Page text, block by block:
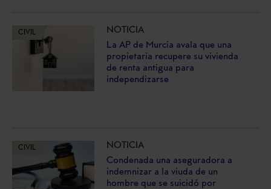
CIVIL
NOTICIA
La AP de Murcia avala que una
propietaria recupere su vivienda
de renta antigua para
independizarse
CIVIL
NOTICIA
Condenada una aseguradora a
indemnizar a la viuda de un
hombre que se suicidó por